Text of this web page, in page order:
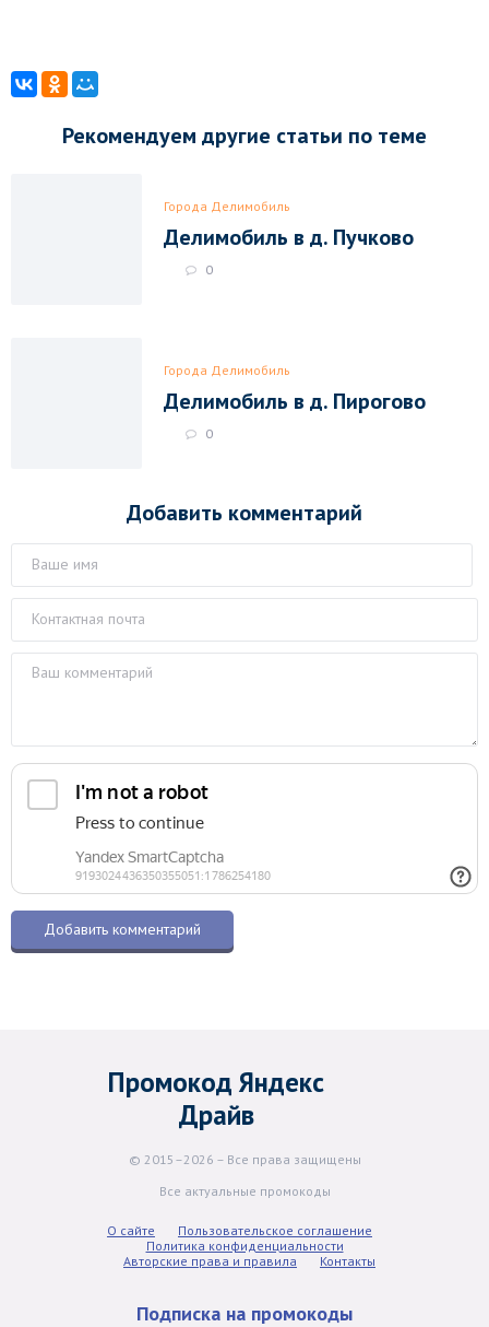
Рекомендуем другие статьи по теме
Города Делимобиль
Делимобиль в д. Пучково
0
Города Делимобиль
Делимобиль в д. Пирогово
0
Добавить комментарий
Промокод Яндекс
Драйв
© 2015–2026 – Все права защищены
Все актуальные промокоды
О сайте
Пользовательское соглашение
Политика конфиденциальности
Авторские права и правила
Контакты
Подписка на промокоды